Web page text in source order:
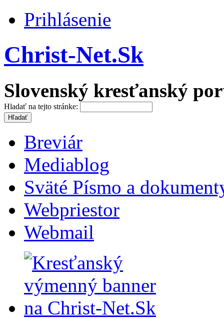
Prihlásenie
Christ-Net.Sk
Slovenský kresťanský
Hladať na tejto stránke:
Breviár
Mediablog
Sväté Písmo a
Webpriestor
Webmail